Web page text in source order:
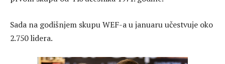
Sada na godišnjem skupu WEF-a u januaru učestvuje oko
2.750 lidera.